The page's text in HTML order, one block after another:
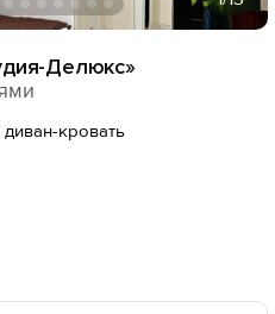
Делюкс»
диван-кровать